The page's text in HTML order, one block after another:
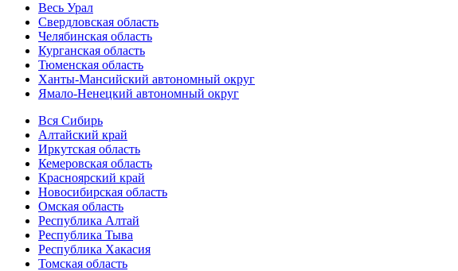
Весь Урал
Свердловская область
Челябинская область
Курганская область
Тюменская область
Ханты-Мансийский автономный округ
Ямало-Ненецкий автономный округ
Вся Сибирь
Алтайский край
Иркутская область
Кемеровская область
Красноярский край
Новосибирская область
Омская область
Республика Алтай
Республика Тыва
Республика Хакасия
Томская область